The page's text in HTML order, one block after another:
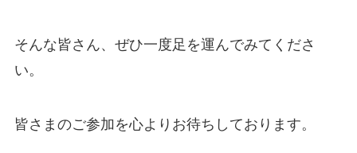
そんな皆さん、ぜひ一度足を運んでみてくださ
い。
皆さまのご参加を心よりお待ちしております。